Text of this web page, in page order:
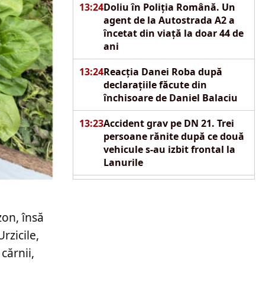
13:24Doliu în Poliția Română. Un
agent de la Autostrada A2 a
încetat din viață la doar 44 de
ani
13:24Reacția Danei Roba după
declarațiile făcute din
închisoare de Daniel Balaciu
13:23Accident grav pe DN 21. Trei
persoane rănite după ce două
vehicule s-au izbit frontal la
Lanurile
însă